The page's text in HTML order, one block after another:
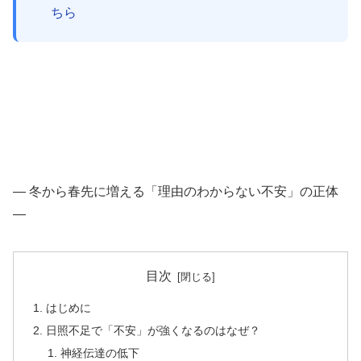
ちら
― 冬から春先に増える「理由のわからない不安」の正体
―
目次
はじめに
日照不足で「不安」が強くなるのはなぜ？
神経伝達の低下